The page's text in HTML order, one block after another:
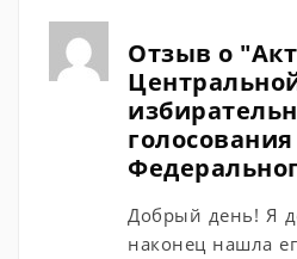
Отзыв о
Добрый день! Я
наконец нашла